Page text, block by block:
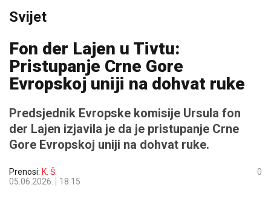
Svijet
Fon der Lajen u Tivtu:
Pristupanje Crne Gore
Evropskoj uniji na dohvat ruke
Predsjednik Evropske komisije Ursula fon
der Lajen izjavila je da je pristupanje Crne
Gore Evropskoj uniji na dohvat ruke.
Prenosi: K. Š.
05.06.2026.
18:15
0